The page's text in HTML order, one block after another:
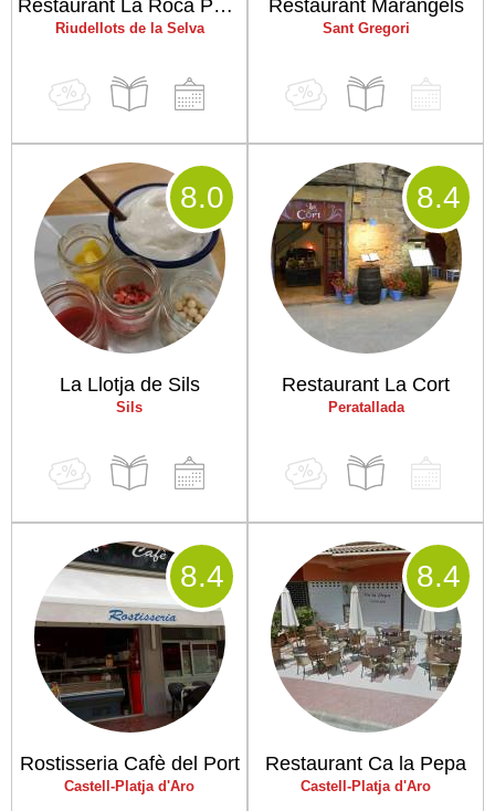
Restaurant La Roca Petita
Riudellots de la Selva
Restaurant Maràngels
Sant Gregori
La Llotja de Sils
Sils
8.0
Restaurant La Cort
Peratallada
8.4
Rostisseria Cafè del Port
Castell-Platja d'Aro
8.4
Restaurant Ca la Pepa
Castell-Platja d'Aro
8.4